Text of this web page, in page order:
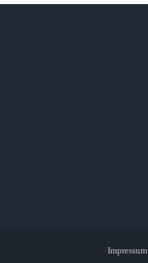
Impressum